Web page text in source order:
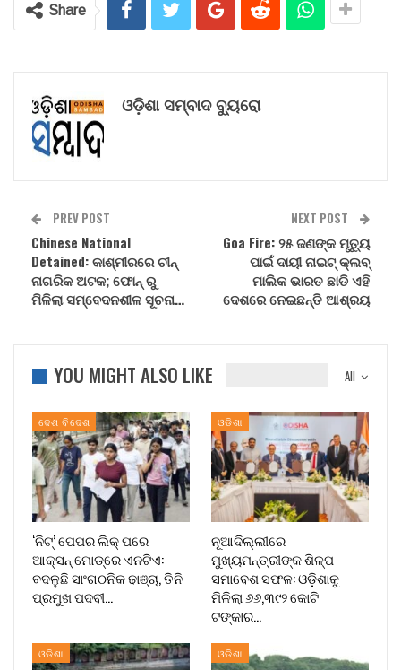
Share
ଓଡ଼ିଶା ସମ୍ବାଦ ବ୍ୟୁରୋ
PREV POST
Chinese National
Detained: କାଶ୍ମୀରରେ ଚୀନ୍
ନାଗରିକ ଅଟକ; ଫୋନ୍ ରୁ
ମିଳିଲା ସମ୍ବେଦନଶୀଳ ସୂଚନା…
NEXT POST
Goa Fire: ୨୫ ଜଣଙ୍କ ମୃତ୍ୟୁ
ପାଇଁ ଦାୟୀ ନାଇଟ୍ କ୍ଲବ୍
ମାଲିକ ଭାରତ ଛାଡି ଏହି
ଦେଶରେ ନେଇଛନ୍ତି ଆଶ୍ରୟ
All
YOU MIGHT ALSO LIKE
ଦେଶ ବିଦେଶ
‘ନିଟ୍’ ପେପର ଲିକ୍ ପରେ
ଆକ୍ସନ୍‌ ମୋଡ୍‌ରେ ଏନଟିଏ:
ବଦଳୁଛି ସାଂଗଠନିକ ଢାଞ୍ଚା, ତିନି
ପ୍ରମୁଖ ପଦବୀ…
ଓଡିଶା
ନୂଆଦିଲ୍ଲୀରେ
ମୁଖ୍ୟମନ୍ତ୍ରୀଙ୍କ ଶିଳ୍ପ
ସମାବେଶ ସଫଳ: ଓଡ଼ିଶାକୁ
ମିଳିଲା ୬୬,୩୯୨ କୋଟି
ଟଙ୍କାର…
ଓଡିଶା ଓଡିଶା